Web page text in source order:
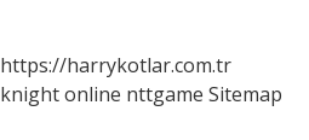
https://harrykotlar.com.tr
knight online nttgame Sitemap